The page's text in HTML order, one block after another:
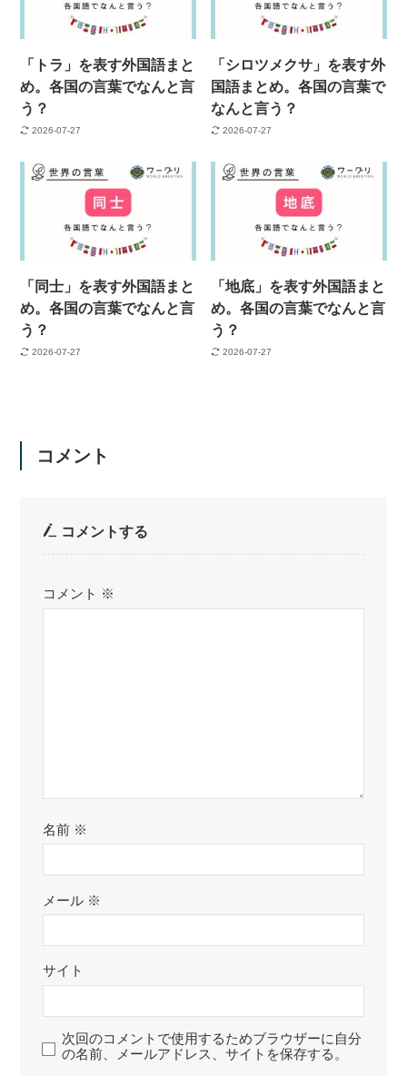
「トラ」を表す外国語まと
め。各国の言葉でなんと言
う？
2026-07-27
「シロツメクサ」を表す外
国語まとめ。各国の言葉で
なんと言う？
2026-07-27
「同士」を表す外国語まと
め。各国の言葉でなんと言
う？
2026-07-27
「地底」を表す外国語まと
め。各国の言葉でなんと言
う？
2026-07-27
コメント
コメントする
コメント ※
名前 ※
メール ※
サイト
次回のコメントで使用するためブラウザーに自分
の名前、メールアドレス、サイトを保存する。